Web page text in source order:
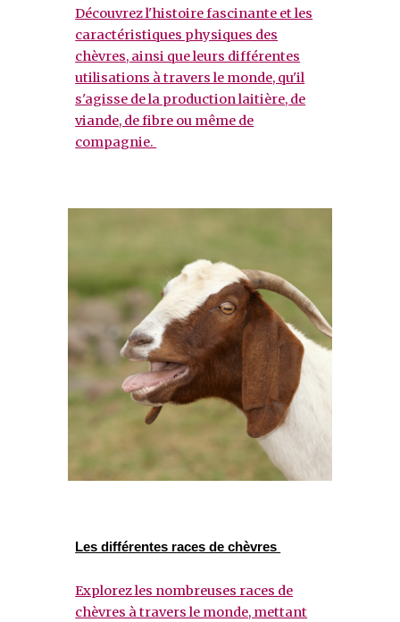
Découvrez l'histoire fascinante et les
caractéristiques physiques des
chèvres, ainsi que leurs différentes
utilisations à travers le monde, qu'il
s'agisse de la production laitière, de
viande, de fibre ou même de
compagnie.
Les différentes races de chèvres
Explorez les nombreuses races de
chèvres à travers le monde, mettant